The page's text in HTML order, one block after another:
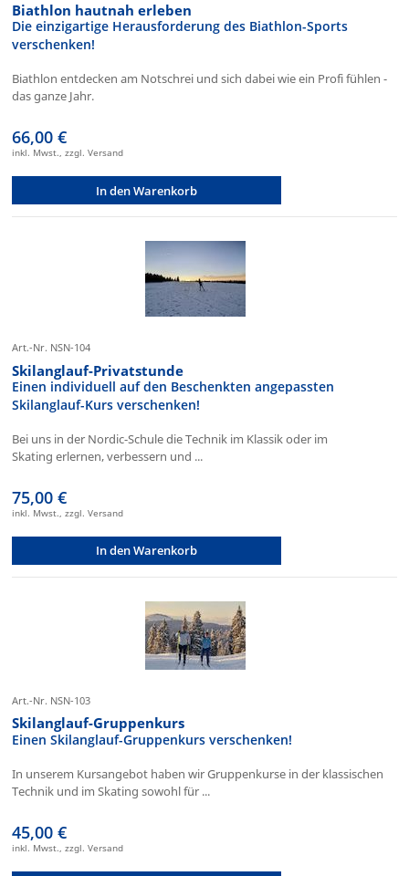
Biathlon hautnah erleben
Die einzigartige Herausforderung des Biathlon-Sports
verschenken!
Biathlon entdecken am Notschrei und sich dabei wie ein Profi fühlen -
das ganze Jahr.
66,00 €
inkl. Mwst., zzgl. Versand
In den Warenkorb
Art.-Nr. NSN-104
Skilanglauf-Privatstunde
Einen individuell auf den Beschenkten angepassten
Skilanglauf-Kurs verschenken!
Bei uns in der Nordic-Schule die Technik im Klassik oder im
Skating erlernen, verbessern und ...
75,00 €
inkl. Mwst., zzgl. Versand
In den Warenkorb
Art.-Nr. NSN-103
Skilanglauf-Gruppenkurs
Einen Skilanglauf-Gruppenkurs verschenken!
In unserem Kursangebot haben wir Gruppenkurse in der klassischen
Technik und im Skating sowohl für ...
45,00 €
inkl. Mwst., zzgl. Versand